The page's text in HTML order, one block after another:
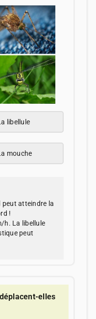
libellule
mouche
peut atteindre la
!
h. La libellule
peut
elles